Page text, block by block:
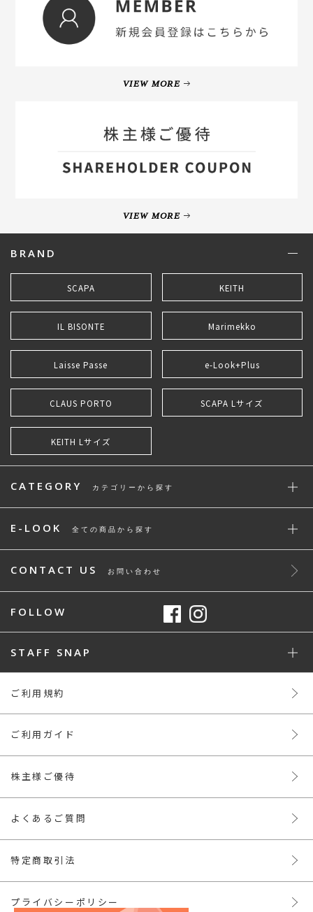
VIEW MORE
VIEW MORE
BRAND
SCAPA KEITH
IL BISONTE Marimekko
Laisse Passe e-Look+Plus
CLAUS PORTO SCAPA Lサイズ
KEITH Lサイズ
CATEGORY カテゴリーから探す
E-LOOK 全ての商品から探す
CONTACT US お問い合わせ
FOLLOW
STAFF SNAP
ご利用規約
ご利用ガイド
株主様ご優待
よくあるご質問
特定商取引法
プライバシーポリシー